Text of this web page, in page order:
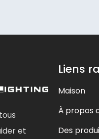
et
Liens
Maison
À propos
Des